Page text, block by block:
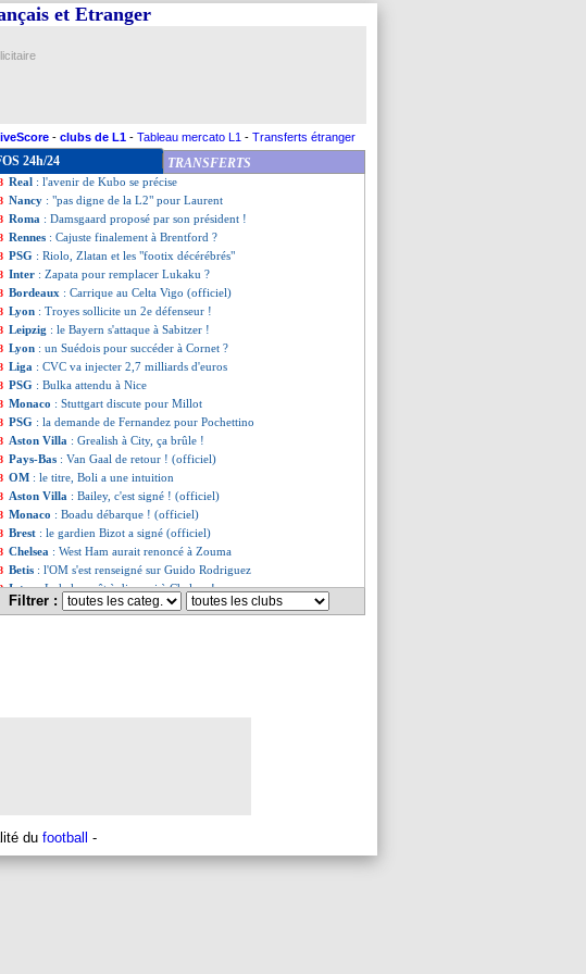
et Etranger
- clubs de L1 - Tableau mercato L1 - Transferts étranger
24h/24 TRANSFERTS
Inter: le communiqué du club pour Eriksen
OM: Niang déjà fan de Guendouzi
Lorient : Wissa suivi en Premier League
Lyon: la piste Onana abandonnée !
Real : l'avenir de Kubo se précise
Nancy : "pas digne de la L2" pour Laurent
Roma : Damsgaard proposé par son président !
Rennes : Cajuste finalement à Brentford ?
PSG : Riolo, Zlatan et les "footix décérébrés"
Inter : Zapata pour remplacer Lukaku ?
Bordeaux : Carrique au Celta Vigo (officiel)
Lyon : Troyes sollicite un 2e défenseur !
Leipzig : le Bayern s'attaque à Sabitzer !
Lyon : un Suédois pour succéder à Cornet ?
Liga : CVC va injecter 2,7 milliards d'euros
PSG : Bulka attendu à Nice
Monaco : Stuttgart discute pour Millot
PSG : la demande de Fernandez pour Pochettino
Aston Villa : Grealish à City, ça brûle !
Pays-Bas : Van Gaal de retour ! (officiel)
OM : le titre, Boli a une intuition
Aston Villa : Bailey, c'est signé ! (officiel)
Monaco : Boadu débarque ! (officiel)
Brest : le gardien Bizot a signé (officiel)
Chelsea : West Ham aurait renoncé à Zouma
Betis : l'OM s'est renseigné sur Guido Rodriguez
Inter: Lukaku prêt à dire oui à Chelsea !
Lyon: des contacts avec Grenier
Filtrer :
du football -